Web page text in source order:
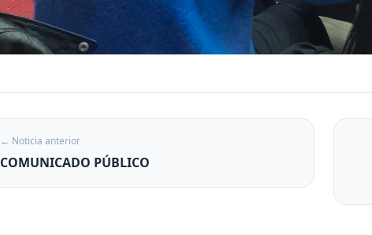
← Noticia anterior
COMUNICADO PÚBLICO